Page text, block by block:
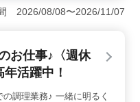
大切にしながら働ける
保険完備で安心して長
やすい勤務環境で
経験3年以上が求め
比較的少なめなので、
2026/08/08〜2026/11/07
お仕事♪〈週休
活躍中！
調理業務♪ 一緒に明るく